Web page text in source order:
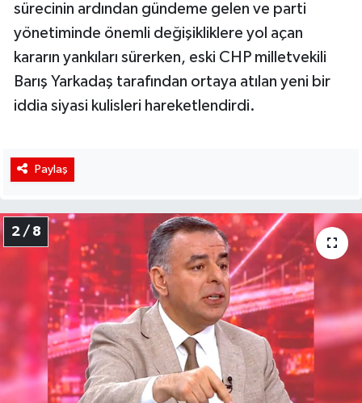
sürecinin ardından gündeme gelen ve parti
yönetiminde önemli değişikliklere yol açan
kararın yankıları sürerken, eski CHP milletvekili
Barış Yarkadaş tarafından ortaya atılan yeni bir
iddia siyasi kulisleri hareketlendirdi.
Paylaş
2 / 8